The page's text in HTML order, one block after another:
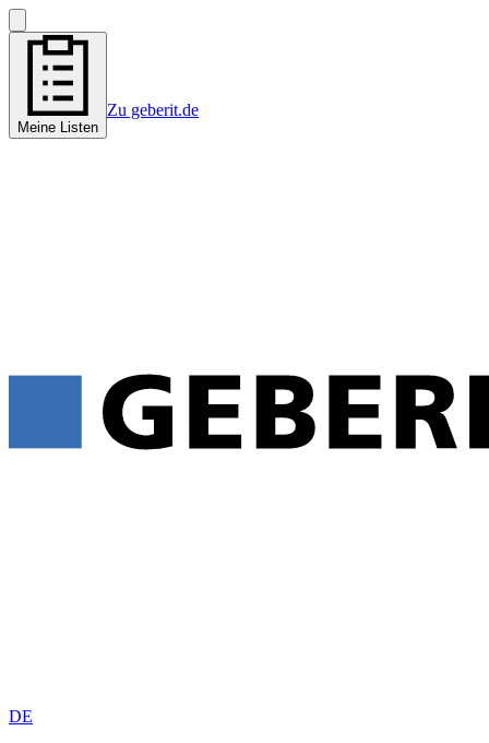
Meine Listen
Zu geberit.de
DE